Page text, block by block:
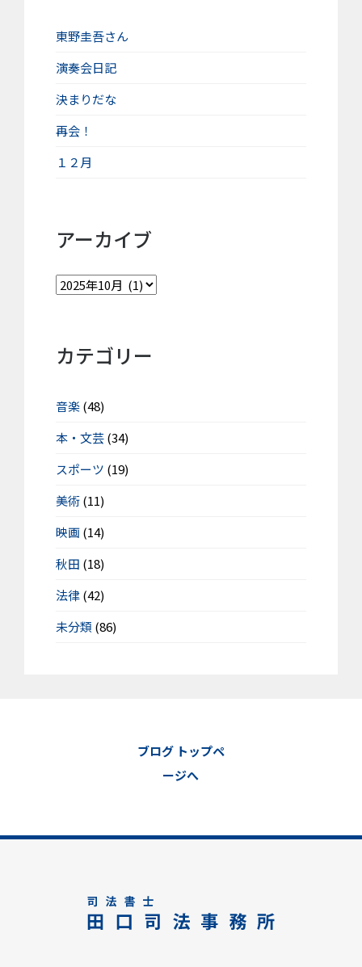
東野圭吾さん
演奏会日記
決まりだな
再会！
１２月
アーカイブ
カテゴリー
音楽(48)
本・文芸(34)
スポーツ (19)
美術(11)
映画(14)
秋田 (18)
法律(42)
未分類 (86)
ブログ トップペ
ージへ